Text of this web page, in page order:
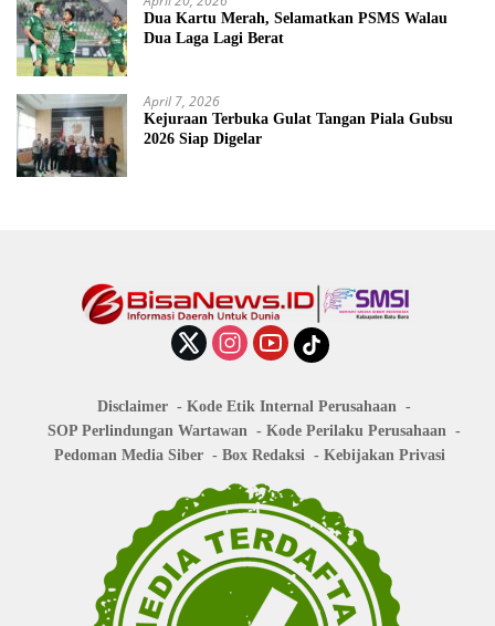
Dua Kartu Merah, Selamatkan PSMS Walau
Dua Laga Lagi Berat
April 7, 2026
Kejuraan Terbuka Gulat Tangan Piala Gubsu
2026 Siap Digelar
Disclaimer
Kode Etik Internal Perusahaan
SOP Perlindungan Wartawan
Kode Perilaku Perusahaan
Pedoman Media Siber
Box Redaksi Kebijakan Privasi